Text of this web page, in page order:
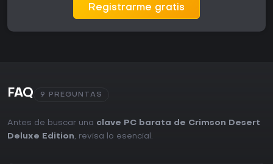
Registrarme gratis
FAQ 9 PREGUNTAS
Antes de buscar una clave PC barata de Crimson Desert
Deluxe Edition, revisa lo esencial.